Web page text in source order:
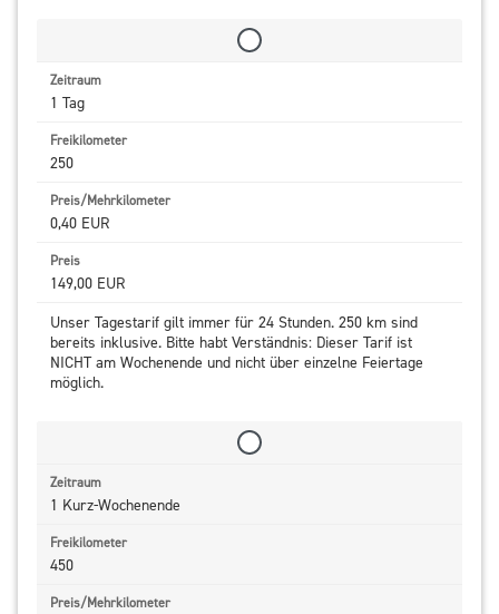
1 Tag
250
0,40 EUR
149,00 EUR
Unser Tagestarif gilt immer für 24 Stunden. 250 km sind
bereits inklusive. Bitte habt Verständnis: Dieser Tarif ist
NICHT am Wochenende und nicht über einzelne Feiertage
möglich.
1 Kurz-Wochenende
450